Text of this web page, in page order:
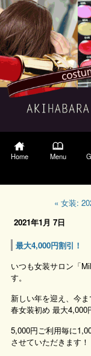
Home Menu
« 女装:
2021年1月 7日
最大4,000円割引！
いつも女装サロン「
す。
新しい年を迎え、今
春女装初め 最大4,000
5,000円ご利用毎に
させていただきます！